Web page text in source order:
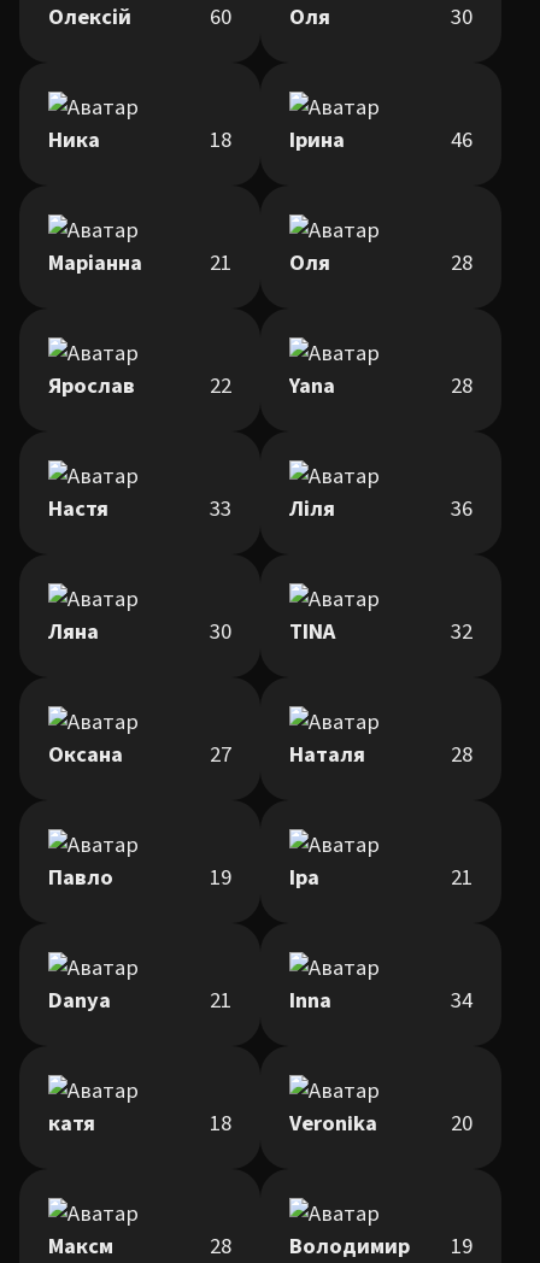
Олексій 60 Оля 30
Ника 18 Ірина 46
Маріанна 21 Оля 28
Ярослав 22 Yana 28
Настя 33 Ліля 36
Ляна 30 TINA 32
Оксана 27 Наталя 28
Павло 19 Іра 21
Danya 21 Inna 34
катя 18 Veronika 20
Максм 28 Володимир 19